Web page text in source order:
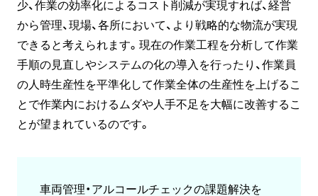
少、作業の効率化によるコスト削減が実現すれば、経営
から管理、現場、各所において、より戦略的な物流が実現
できると考えられます。現在の作業工程を分析して作業
手順の見直しやシステムの化の導入を行ったり、作業員
の人時生産性を平準化して作業全体の生産性を上げるこ
とで作業内におけるムダや人手不足を大幅に改善するこ
とが望まれているのです。
車両管理・アルコールチェックの課題解決を